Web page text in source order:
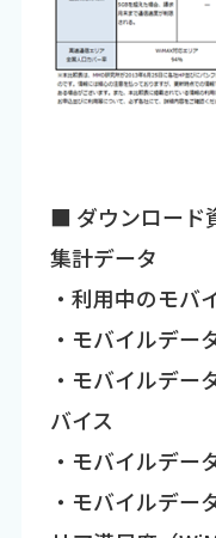
■ ダウンロード
集計データ
・利用中のモバ
・モバイルデー
・モバイルデー
バイス
・モバイルデー
・モバイルデー